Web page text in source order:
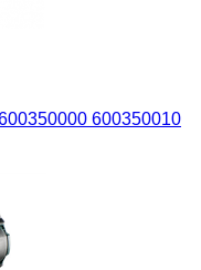
600350010